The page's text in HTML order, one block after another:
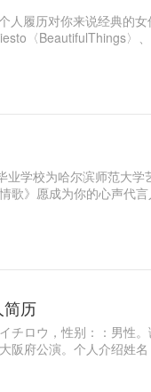
人履历对你来说经典的
〈BeautifulThings〉
学校为哈尔滨师范大
歌》愿成为你的心声代
历
チロウ，性别：：男性
阪府公演。个人介绍姓